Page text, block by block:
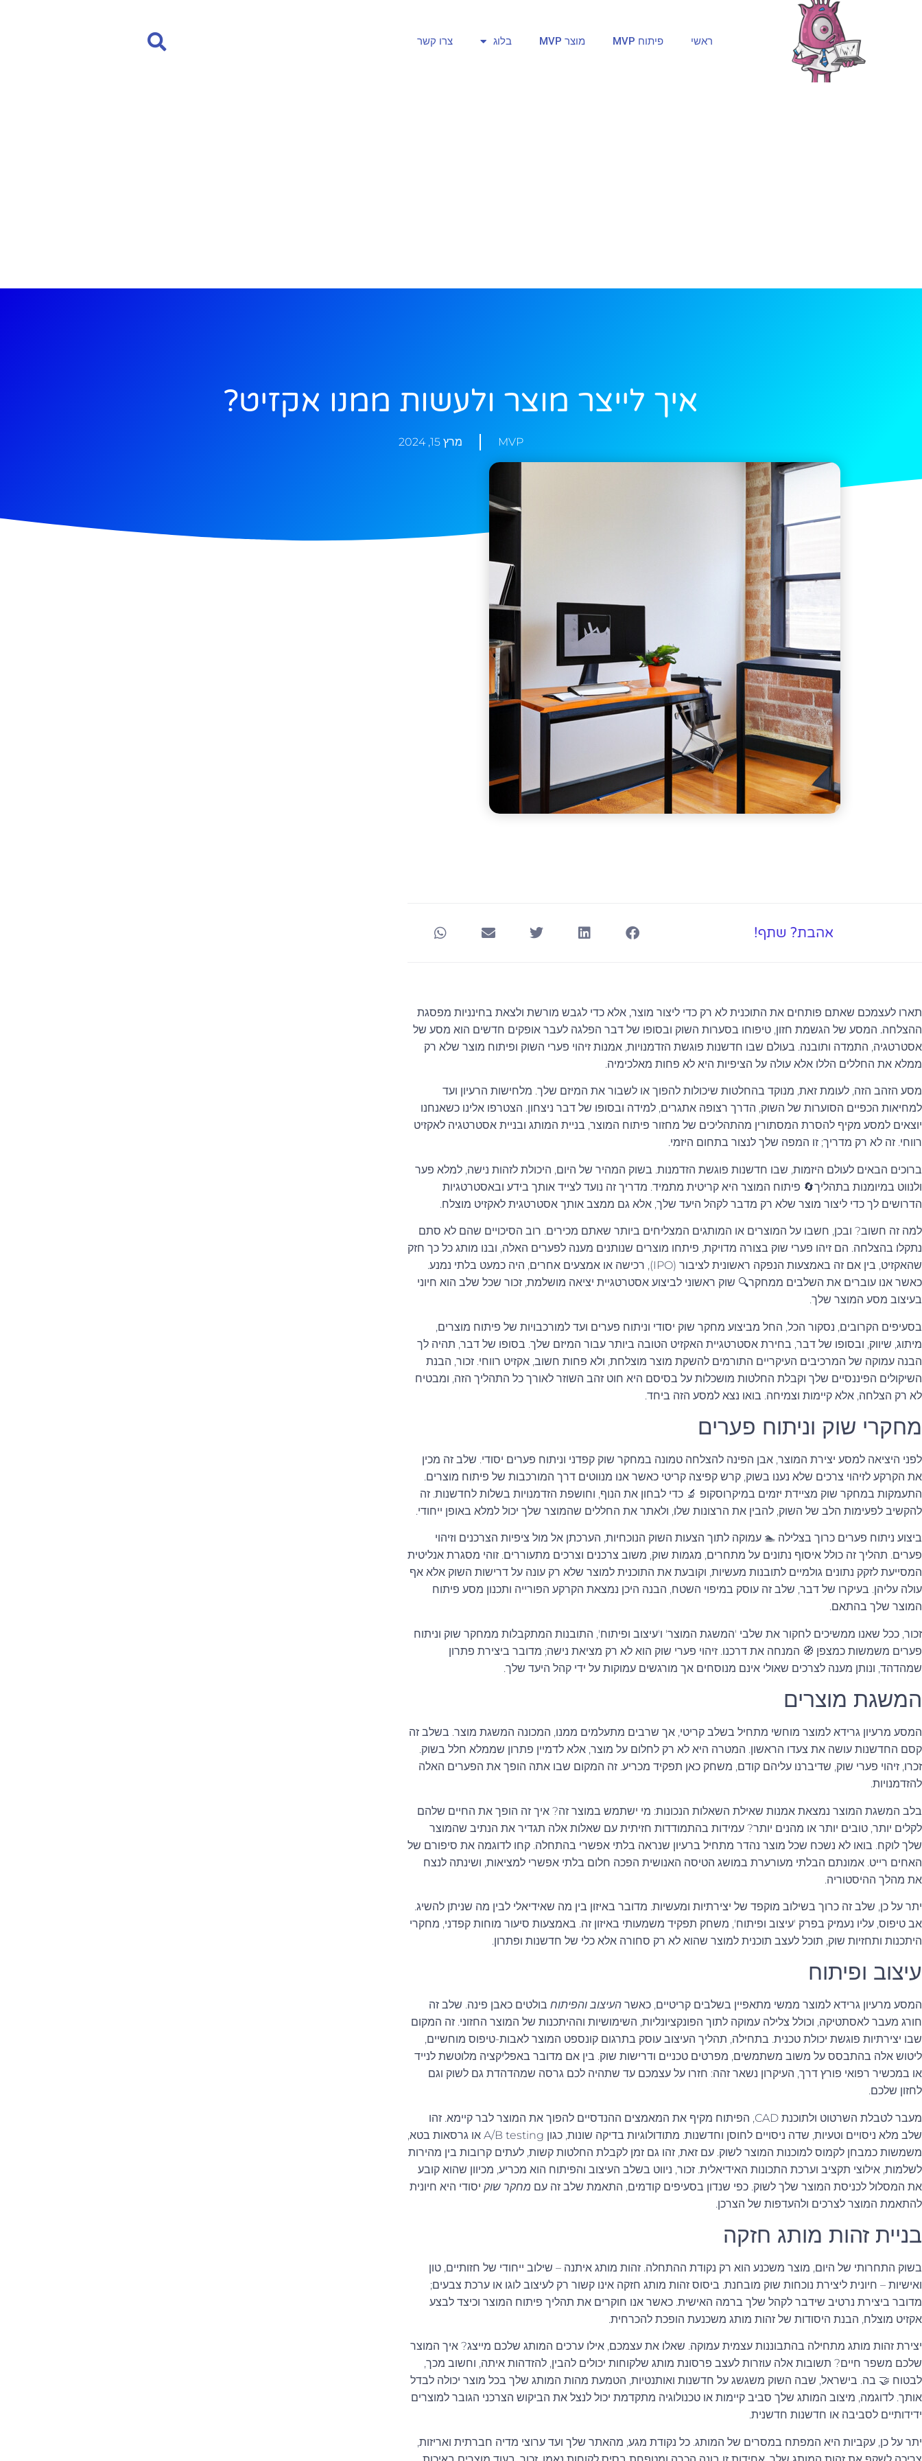
ראשי פיתוח MVP מוצר MVP בלוג צרו קשר
איך לייצר מוצר ולעשות ממנו אקזיט?
MVP מרץ 15, 2024
אהבת? שתף!
תארו לעצמכם שאתם פותחים את התוכנית לא רק כדי ליצור מוצר, אלא כדי לגבש מורשת ולצאת בחינניות מפסגת
ההצלחה. המסע של הגשמת חזון, טיפוחו בסערות השוק ובסופו של דבר הפלגה לעבר אופקים חדשים הוא מסע של
אסטרטגיה, התמדה ותובנה. בעולם שבו חדשנות פוגשת הזדמנויות, אמנות זיהוי פערי השוק ופיתוח מוצר שלא רק
ממלא את החללים הללו אלא עולה על הציפיות היא לא פחות מאלכימיה.
מסע הזהב הזה, לעומת זאת, מנוקד בהחלטות שיכולות להפוך או לשבור את המיזם שלך. מלחישות הרעיון ועד
למחיאות הכפיים הסוערות של השוק, הדרך רצופה אתגרים, למידה ובסופו של דבר ניצחון. הצטרפו אלינו כשאנחנו
יוצאים למסע מקיף להסרת המסתורין מהתהליכים של מחזור פיתוח המוצר, בניית המותג ובניית אסטרטגיה לאקזיט
רווחי. זה לא רק מדריך; זו המפה שלך לנצור בתחום היזמי.
ברוכים הבאים לעולם היזמות, שבו חדשנות פוגשת הזדמנות. בשוק המהיר של היום, היכולת לזהות נישה, למלא פער
ולנווט במיומנות בתהליך🔄 פיתוח המוצר היא קריטית מתמיד. מדריך זה נועד לצייד אותך בידע ובאסטרטגיות
הדרושים לך כדי ליצור מוצר שלא רק מדבר לקהל היעד שלך, אלא גם ממצב אותך אסטרטגית לאקזיט מוצלח.
למה זה חשוב? ובכן, חשבו על המוצרים או המותגים המצליחים ביותר שאתם מכירים. רוב הסיכויים שהם לא סתם
נתקלו בהצלחה. הם זיהו פערי שוק בצורה מדויקת, פיתחו מוצרים שנותנים מענה לפערים האלה, ובנו מותג כל כך חזק
שהאקזיט, בין אם זה באמצעות הנפקה ראשונית לציבור (IPO), רכישה או אמצעים אחרים, היה כמעט בלתי נמנע.
כאשר אנו עוברים את השלבים ממחקר🔍 שוק ראשוני לביצוע אסטרטגיית יציאה מושלמת, זכור שכל שלב הוא חיוני
בעיצוב מסע המוצר שלך.
בסעיפים הקרובים, נסקור הכל, החל מביצוע מחקר שוק יסודי וניתוח פערים ועד למורכבויות של פיתוח מוצרים,
מיתוג, שיווק, ובסופו של דבר, בחירת אסטרטגיית האקזיט הטובה ביותר עבור המיזם שלך. בסופו של דבר, תהיה לך
הבנה עמוקה של המרכיבים העיקריים התורמים להשקת מוצר מוצלחת, ולא פחות חשוב, אקזיט רווחי. זכור, הבנת
השיקולים הפיננסיים שלך וקבלת החלטות מושכלות על בסיסם היא חוט זהב השוזר לאורך כל התהליך הזה, ומבטיח
לא רק הצלחה, אלא קיימות וצמיחה. בואו נצא למסע הזה ביחד.
מחקרי שוק וניתוח פערים
לפני היציאה למסע יצירת המוצר, אבן הפינה להצלחה טמונה במחקר שוק קפדני וניתוח פערים יסודי. שלב זה מכין
את הקרקע לזיהוי צרכים שלא נענו בשוק, קרש קפיצה קריטי כאשר אנו מנווטים דרך המורכבות של פיתוח מוצרים.
התעמקות במחקר שוק מציידת יזמים במיקרוסקופ 🔬 כדי לבחון את הנוף, וחושפת הזדמנויות בשלות לחדשנות. זה
להקשיב לפעימות הלב של השוק, להבין את הרצונות שלו, ולאתר את החללים שהמוצר שלך יכול למלא באופן ייחודי.
ביצוע ניתוח פערים כרוך בצלילה 🏊 עמוקה לתוך הצעות השוק הנוכחיות, הערכתן אל מול ציפיות הצרכנים וזיהוי
פערים. תהליך זה כולל איסוף נתונים על מתחרים, מגמות שוק, משוב צרכנים וצרכים מתעוררים. זוהי מסגרת אנליטית
המסייעת לזקק נתונים גולמיים לתובנות מעשיות, וקובעת את התוכנית למוצר שלא רק עונה על דרישות השוק אלא אף
עולה עליהן. בעיקרו של דבר, שלב זה עוסק במיפוי השטח, הבנה היכן נמצאת הקרקע הפורייה ותכנון מסע פיתוח
המוצר שלך בהתאם.
זכור, ככל שאנו ממשיכים לחקור את שלבי 'המשגת המוצר' ו'עיצוב ופיתוח', התובנות המתקבלות ממחקר שוק וניתוח
פערים משמשות כמצפן 🧭 המנחה את דרכנו. זיהוי פערי שוק הוא לא רק מציאת נישה; מדובר ביצירת פתרון
שמהדהד, ונותן מענה לצרכים שאולי אינם מנוסחים אך מורגשים עמוקות על ידי קהל היעד שלך.
המשגת מוצרים
המסע מרעיון גרידא למוצר מוחשי מתחיל בשלב קריטי, אך שרבים מתעלמים ממנו, המכונה המשגת מוצר. בשלב זה
קסם החדשנות עושה את צעדו הראשון. המטרה היא לא רק לחלום על מוצר, אלא לדמיין פתרון שממלא חלל בשוק.
זכרו, זיהוי פערי שוק, שדיברנו עליהם קודם, משחק כאן תפקיד מכריע. זה המקום שבו אתה הופך את הפערים האלה
להזדמנויות.
בלב המשגת המוצר נמצאת אמנות שאילת השאלות הנכונות: מי ישתמש במוצר זה? איך זה הופך את החיים שלהם
לקלים יותר, טובים יותר או מהנים יותר? עמידות בהתמודדות חזיתית עם שאלות אלה תגדיר את הנתיב שהמוצר
שלך לוקח. בואו לא נשכח שכל מוצר נהדר מתחיל ברעיון שנראה בלתי אפשרי בהתחלה. קחו לדוגמה את סיפורם של
האחים רייט. אמונתם הבלתי מעורערת במושג הטיסה האנושית הפכה חלום בלתי אפשרי למציאות, ושינתה לנצח
את מהלך ההיסטוריה.
יתר על כן, שלב זה כרוך בשילוב מוקפד של יצירתיות ומעשיות. מדובר באיזון בין מה שאידיאלי לבין מה שניתן להשיג.
אב טיפוס, עליו נעמיק בפרק 'עיצוב ופיתוח', משחק תפקיד משמעותי באיזון זה. באמצעות סיעור מוחות קפדני, מחקרי
היתכנות ותחזיות שוק, תוכל לעצב תוכנית למוצר שהוא לא רק סחורה אלא כלי של חדשנות ופתרון.
עיצוב ופיתוח
המסע מרעיון גרידא למוצר ממשי מתאפיין בשלבים קריטיים, כאשר העיצוב והפיתוח בולטים כאבן פינה. שלב זה
חורג מעבר לאסתטיקה, וכולל צלילה עמוקה לתוך הפונקציונליות, השימושיות וההיתכנות של המוצר החזוני. זה המקום
שבו יצירתיות פוגשת יכולת טכנית. בתחילה, תהליך העיצוב עוסק בתרגום קונספט המוצר לאבות-טיפוס מוחשיים,
ליטוש אלה בהתבסס על משוב משתמשים, מפרטים טכניים ודרישות שוק. בין אם מדובר באפליקציה מלוטשת לנייד
או במכשיר רפואי פורץ דרך, העיקרון נשאר זהה: חזרו על עצמכם עד שתהיה לכם גרסה שמהדהדת גם לשוק וגם
לחזון שלכם.
מעבר לטבלת השרטוט ולתוכנת CAD, הפיתוח מקיף את המאמצים ההנדסיים להפוך את המוצר לבר קיימא. זהו
שלב מלא ניסויים וטעיות, שדה ניסויים לחוסן וחדשנות. מתודולוגיות בדיקה שונות, כגון A/B testing או גרסאות בטא,
משמשות כמבחן לקמוס למוכנות המוצר לשוק. עם זאת, זהו גם זמן לקבלת החלטות קשות, לעתים קרובות בין מהירות
לשלמות, אילוצי תקציב וערכת התכונות האידיאלית. זכור, ניווט בשלב העיצוב והפיתוח הוא מכריע, מכיוון שהוא קובע
את המסלול לכניסת המוצר שלך לשוק. כפי שנדון בסעיפים קודמים, התאמת שלב זה עם מחקר שוק יסודי היא חיונית
להתאמת המוצר לצרכים ולהעדפות של הצרכן.
בניית זהות מותג חזקה
בשוק התחרותי של היום, מוצר משכנע הוא רק נקודת ההתחלה. זהות מותג איתנה – שילוב ייחודי של חזותיים, טון
ואישיות – חיונית ליצירת נוכחות שוק מובחנת. ביסוס זהות מותג חזקה אינו קשור רק לעיצוב לוגו או ערכת צבעים;
מדובר ביצירת נרטיב שידבר לקהל שלך ברמה האישית. כאשר אנו חוקרים את תהליך פיתוח המוצר וכיצד לבצע
אקזיט מוצלח, הבנת היסודות של זהות מותג משכנעת הופכת להכרחית.
יצירת זהות מותג מתחילה בהתבוננות עצמית עמוקה. שאלו את עצמכם, אילו ערכים המותג שלכם מייצג? איך המוצר
שלכם משפר חיים? תשובות אלה עוזרות לעצב פרסונת מותג שלקוחות יכולים להבין, להזדהות איתה, וחשוב מכך,
לבטוח 🤝 בה. בישראל, שבה השוק משגשג על חדשנות ואותנטיות, הטמעת מהות המותג שלך בכל מוצר יכולה לבדל
אותך. לדוגמה, מיצוב המותג שלך סביב קיימות או טכנולוגיה מתקדמת יכול לנצל את הביקוש הצרכני הגובר למוצרים
ידידותיים לסביבה או חדשנות חדשנית.
יתר על כן, עקביות היא המפתח במסרים של המותג. כל נקודת מגע, מהאתר שלך ועד ערוצי מדיה חברתית ואריזות,